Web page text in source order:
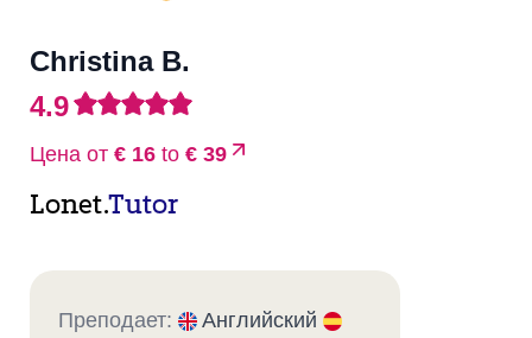
Christina B.
4.9
Цена от € 16 to € 39
Lonet.Tutor
Преподает:
Английский